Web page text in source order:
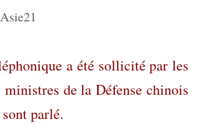
Asie21
a été sollicité par les
de la Défense chinois
parlé.